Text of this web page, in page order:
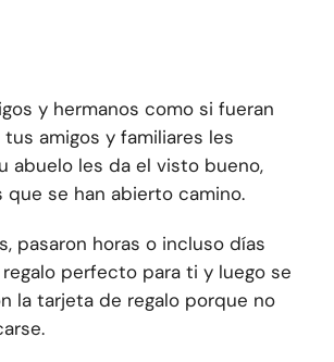
y hermanos como si fueran
amigos y familiares les
abuelo les da el visto bueno,
se han abierto camino.
pasaron horas o incluso días
perfecto para ti y luego se
la tarjeta de regalo porque no